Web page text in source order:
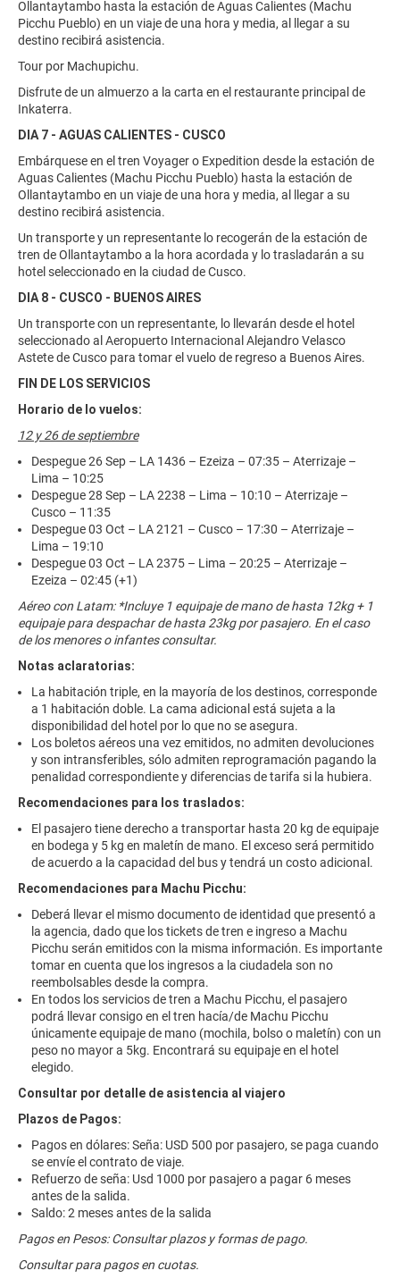
Ollantaytambo hasta la estación de Aguas Calientes (Machu
Picchu Pueblo) en un viaje de una hora y media, al llegar a su
destino recibirá asistencia.
Tour por Machupichu.
Disfrute de un almuerzo a la carta en el restaurante principal de
Inkaterra.
DIA 7 - AGUAS CALIENTES - CUSCO
Embárquese en el tren Voyager o Expedition desde la estación de
Aguas Calientes (Machu Picchu Pueblo) hasta la estación de
Ollantaytambo en un viaje de una hora y media, al llegar a su
destino recibirá asistencia.
Un transporte y un representante lo recogerán de la estación de
tren de Ollantaytambo a la hora acordada y lo trasladarán a su
hotel seleccionado en la ciudad de Cusco.
DIA 8 - CUSCO - BUENOS AIRES
Un transporte con un representante, lo llevarán desde el hotel
seleccionado al Aeropuerto Internacional Alejandro Velasco
Astete de Cusco para tomar el vuelo de regreso a Buenos Aires.
FIN DE LOS SERVICIOS
Horario de lo vuelos:
12 y 26 de septiembre
Despegue 26 Sep – LA 1436 – Ezeiza – 07:35 – Aterrizaje –
Lima – 10:25
Despegue 28 Sep – LA 2238 – Lima – 10:10 – Aterrizaje –
Cusco – 11:35
Despegue 03 Oct – LA 2121 – Cusco – 17:30 – Aterrizaje –
Lima – 19:10
Despegue 03 Oct – LA 2375 – Lima – 20:25 – Aterrizaje –
Ezeiza – 02:45 (+1)
Aéreo con Latam: *Incluye 1 equipaje de mano de hasta 12kg + 1
equipaje para despachar de hasta 23kg por pasajero. En el caso
de los menores o infantes consultar.
Notas aclaratorias:
La habitación triple, en la mayoría de los destinos, corresponde
a 1 habitación doble. La cama adicional está sujeta a la
disponibilidad del hotel por lo que no se asegura.
Los boletos aéreos una vez emitidos, no admiten devoluciones
y son intransferibles, sólo admiten reprogramación pagando la
penalidad correspondiente y diferencias de tarifa si la hubiera.
Recomendaciones para los traslados:
El pasajero tiene derecho a transportar hasta 20 kg de equipaje
en bodega y 5 kg en maletín de mano. El exceso será permitido
de acuerdo a la capacidad del bus y tendrá un costo adicional.
Recomendaciones para Machu Picchu:
Deberá llevar el mismo documento de identidad que presentó a
la agencia, dado que los tickets de tren e ingreso a Machu
Picchu serán emitidos con la misma información. Es importante
tomar en cuenta que los ingresos a la ciudadela son no
reembolsables desde la compra.
En todos los servicios de tren a Machu Picchu, el pasajero
podrá llevar consigo en el tren hacía/de Machu Picchu
únicamente equipaje de mano (mochila, bolso o maletín) con un
peso no mayor a 5kg. Encontrará su equipaje en el hotel
elegido.
Consultar por detalle de asistencia al viajero
Plazos de Pagos:
Pagos en dólares: Seña: USD 500 por pasajero, se paga cuando
se envíe el contrato de viaje.
Refuerzo de seña: Usd 1000 por pasajero a pagar 6 meses
antes de la salida.
Saldo: 2 meses antes de la salida
Pagos en Pesos: Consultar plazos y formas de pago.
Consultar para pagos en cuotas.